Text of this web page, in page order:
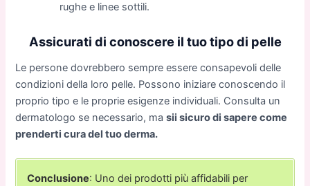
rughe e linee sottili.
Assicurati di conoscere il tuo tipo di pelle
Le persone dovrebbero sempre essere consapevoli delle
condizioni della loro pelle. Possono iniziare conoscendo il
proprio tipo e le proprie esigenze individuali. Consulta un
dermatologo se necessario, masii sicuro di sapere come
prenderti cura del tuo derma.
Conclusione: Uno dei prodotti più affidabili per